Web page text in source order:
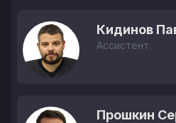
Кидинов
Ассистент
Прошкин